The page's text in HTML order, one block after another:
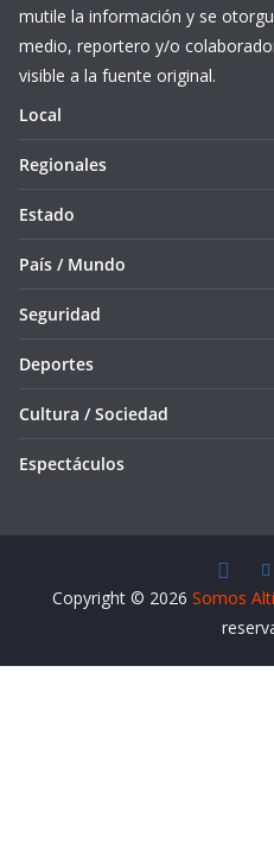
mutile la información y se
medio, reportero y/o
visible a la fuente original.
Local
Regionales
Estado
País / Mundo
Seguridad
Deportes
Cultura / Sociedad
Espectáculos
Copyright © 2026 Somos